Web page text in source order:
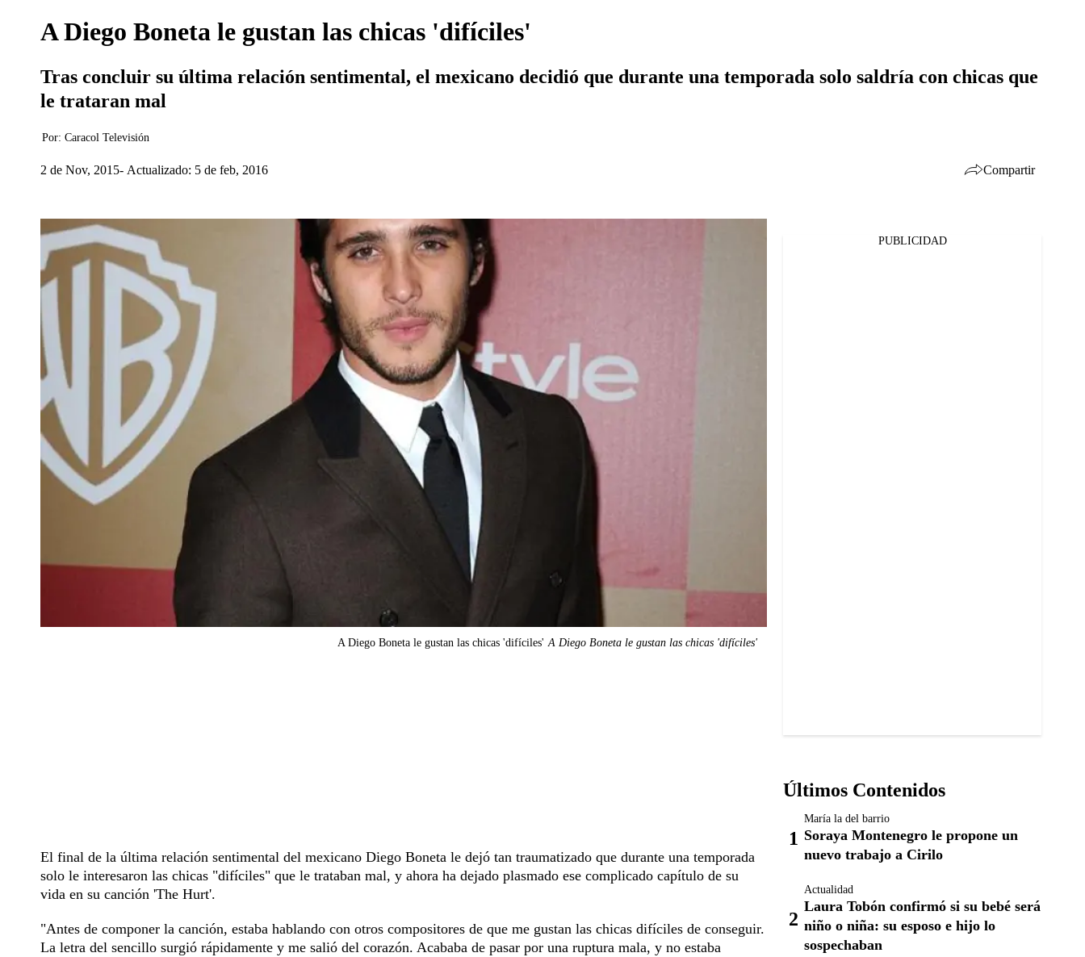
A Diego Boneta le gustan las chicas 'difíciles'
Tras concluir su última relación sentimental, el mexicano decidió que durante una temporada solo saldría con chicas que
le trataran mal
Por: Caracol Televisión
2 de Nov, 2015 Actualizado: 5 de feb, 2016 Compartir
A Diego Boneta le gustan las chicas 'difíciles' A Diego Boneta le gustan las chicas 'difíciles'
El final de la última relación sentimental del mexicano Diego Boneta le dejó tan traumatizado que durante una temporada
solo le interesaron las chicas "difíciles" que le trataban mal, y ahora ha dejado plasmado ese complicado capítulo de su
vida en su canción 'The Hurt'.
"Antes de componer la canción, estaba hablando con otros compositores de que me gustan las chicas difíciles de conseguir.
La letra del sencillo surgió rápidamente y me salió del corazón. Acababa de pasar por una ruptura mala, y no estaba
PUBLICIDAD
Últimos Contenidos
María la del barrio
Soraya Montenegro le propone un
nuevo trabajo a Cirilo
Actualidad
Laura Tobón confirmó si su bebé será
niño o niña: su esposo e hijo lo
sospechaban